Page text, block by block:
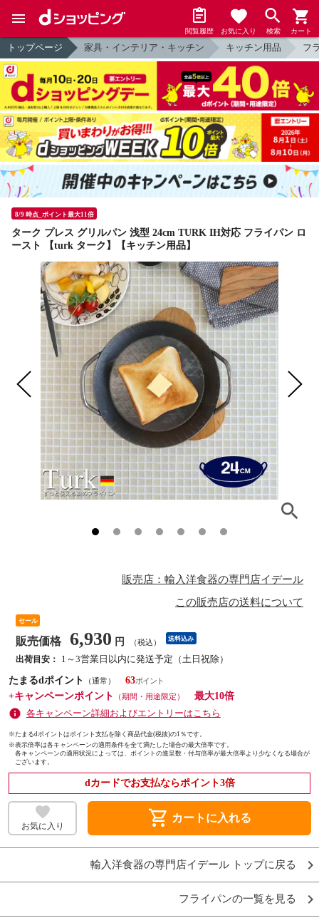
閲覧履歴 お気に入り 検索 カート
トップページ 家具・インテリア・キッチン キッチン用品 フ
8/9 時点_ポイント最大11倍
ターク プレス グリルパン 浅型 24cm TURK IH対応 フライパン ロ
ースト 【turk ターク】【キッチン用品】
販売店：輸入洋食器の専門店イデール
この販売店の送料について
セール
販売価格 6,930 円 （税込） 送料込み
出荷目安：
1～3営業日以内に発送予定（土日祝除）
たまるdポイント
（通常）
63
+キャンペーンポイント
（期間・用途限定）
最大10倍
各キャンペーン詳細およびエントリーはこちら
※たまるdポイントはポイント支払を除く商品代金(税抜)の1％です。
※表示倍率は各キャンペーンの適用条件を全て満たした場合の最大倍率です。
各キャンペーンの適用状況によっては、ポイントの進呈数・付与倍率が最大倍率より少なくなる場合が
ございます。
dカードでお支払ならポイント3倍
お気に入り shopping_cart カートに入れる
輸入洋食器の専門店イデール トップに戻る
フライパンの一覧を見る